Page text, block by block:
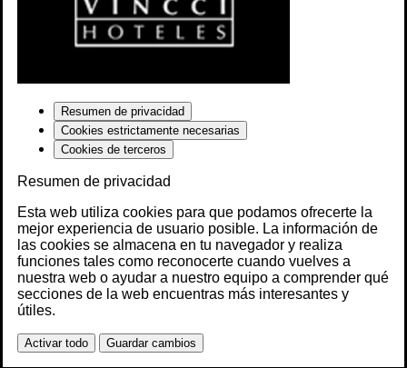
Resumen de privacidad
Cookies estrictamente necesarias
Cookies de terceros
Resumen de privacidad
Esta web utiliza cookies para que podamos ofrecerte la
mejor experiencia de usuario posible. La información de
las cookies se almacena en tu navegador y realiza
funciones tales como reconocerte cuando vuelves a
nuestra web o ayudar a nuestro equipo a comprender qué
secciones de la web encuentras más interesantes y
útiles.
Activar todo Guardar cambios